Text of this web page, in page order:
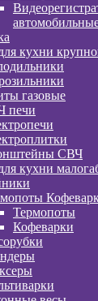
кухни
газовые
печи
СВЧ
кухни
Термопоты
Кофеварки